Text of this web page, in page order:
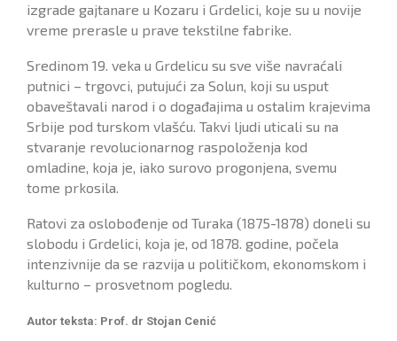
izgrade gajtanare u Kozaru i Grdelici, koje su u novije
vreme prerasle u prave tekstilne fabrike.
Sredinom 19. veka u Grdelicu su sve više navraćali
putnici – trgovci, putujući za Solun, koji su usput
obaveštavali narod i o događajima u ostalim krajevima
Srbije pod turskom vlašću. Takvi lјudi uticali su na
stvaranje revolucionarnog raspoloženja kod
omladine, koja je, iako surovo progonjena, svemu
tome prkosila.
Ratovi za oslobođenje od Turaka (1875-1878) doneli su
slobodu i Grdelici, koja je, od 1878. godine, počela
intenzivnije da se razvija u političkom, ekonomskom i
kulturno – prosvetnom pogledu.
Autor teksta: Prof. dr Stojan Cenić